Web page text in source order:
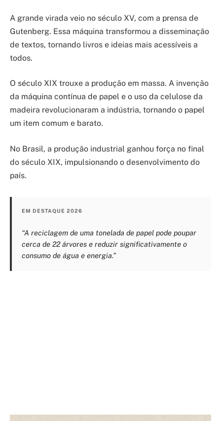
A grande virada veio no século XV, com a prensa de
Gutenberg. Essa máquina transformou a disseminação
de textos, tornando livros e ideias mais acessíveis a
todos.
O século XIX trouxe a produção em massa. A invenção
da máquina contínua de papel e o uso da celulose da
madeira revolucionaram a indústria, tornando o papel
um item comum e barato.
No Brasil, a produção industrial ganhou força no final
do século XIX, impulsionando o desenvolvimento do
país.
EM DESTAQUE 2026
“A reciclagem de uma tonelada de papel pode poupar
cerca de 22 árvores e reduzir significativamente o
consumo de água e energia.”